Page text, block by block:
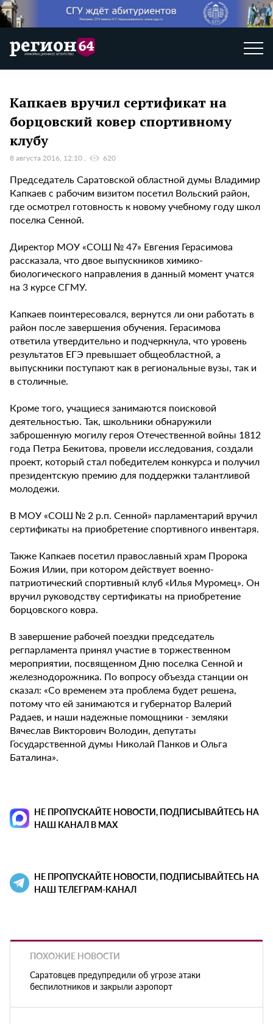
Капкаев вручил сертификат на
борцовский ковер спортивному
клубу
8 августа 2016, 12:10 620
Председатель Саратовской областной думы Владимир
Капкаев с рабочим визитом посетил Вольский район,
где осмотрел готовность к новому учебному году школ
поселка Сенной.
Директор МОУ «СОШ № 47» Евгения Герасимова
рассказала, что двое выпускников химико-
биологического направления в данный момент учатся
на 3 курсе СГМУ.
Капкаев поинтересовался, вернутся ли они работать в
район после завершения обучения. Герасимова
ответила утвердительно и подчеркнула, что уровень
результатов ЕГЭ превышает общеобластной, а
выпускники поступают как в региональные вузы, так и
в столичные.
Кроме того, учащиеся занимаются поисковой
деятельностью. Так, школьники обнаружили
заброшенную могилу героя Отечественной войны 1812
года Петра Бекитова, провели исследования, создали
проект, который стал победителем конкурса и получил
президентскую премию для поддержки талантливой
молодежи.
В МОУ «СОШ № 2 р.п. Сенной» парламентарий вручил
сертификаты на приобретение спортивного инвентаря.
Также Капкаев посетил православный храм Пророка
Божия Илии, при котором действует военно-
патриотический спортивный клуб «Илья Муромец». Он
вручил руководству сертификаты на приобретение
борцовского ковра.
В завершение рабочей поездки председатель
регпарламента принял участие в торжественном
мероприятии, посвященном Дню поселка Сенной и
железнодорожника. По вопросу объезда станции он
сказал: «Со временем эта проблема будет решена,
потому что ей занимаются и губернатор Валерий
Радаев, и наши надежные помощники - земляки
Вячеслав Викторович Володин, депутаты
Государственной думы Николай Панков и Ольга
Баталина».
НЕ ПРОПУСКАЙТЕ НОВОСТИ, ПОДПИСЫВАЙТЕСЬ НА
НАШ КАНАЛ В MAX
НЕ ПРОПУСКАЙТЕ НОВОСТИ, ПОДПИСЫВАЙТЕСЬ НА
НАШ ТЕЛЕГРАМ-КАНАЛ
ПОХОЖИЕ НОВОСТИ
Саратовцев предупредили об угрозе атаки
беспилотников и закрыли аэропорт